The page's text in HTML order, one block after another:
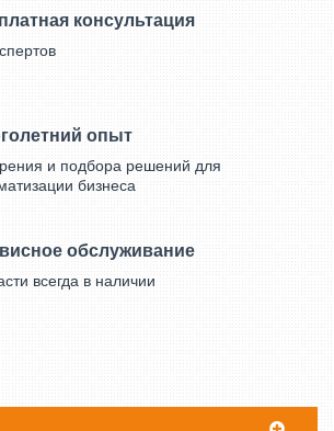
консультация
опыт
и подбора решений для
бизнеса
обслуживание
всегда в наличии